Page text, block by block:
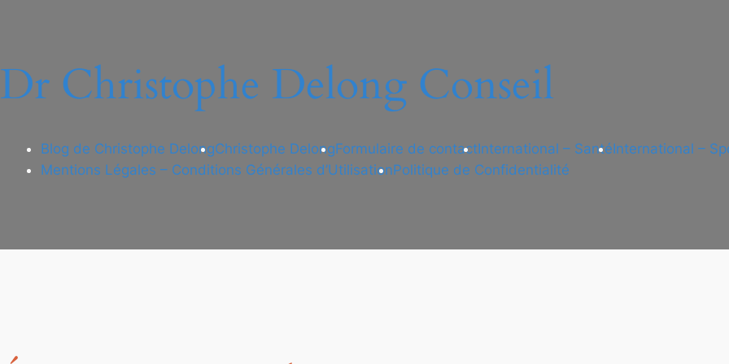
Dr Christophe Delong Conseil
Blog de Christophe DelongChristophe DelongFormulaire de contactInternational – SantéInternational –
Mentions Légales – Conditions Générales d’UtilisationPolitique de Confidentialité